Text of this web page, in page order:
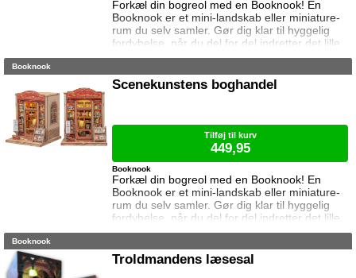
Forkæl din bogreol med en Booknook! En
Booknook er et mini-landskab eller miniature-
rum du selv samler. Gør dig klar til hyggelig
fordybelse, når du del for del indretter det lille
rum med de fineste detaljer. Med lukkede
og med det indbyggede lys, pynter den også i
mørke. Samlet størrelse: 20,4 cm høj, 12,1 cm
Booknook
Scenekunstens boghandel
Forkæl din bogreol med en Booknook! En
Booknook er et mini-landskab eller miniature-
rum du selv samler. Gør dig klar til hyggelig
fordybelse, når du del for del indretter det lille
rum med de fineste detaljer. Med lukkede
og med det indbyggede lys, pynter den også i
Booknook
Tilføj til kurv
449,95
Booknook
Troldmandens læsesal